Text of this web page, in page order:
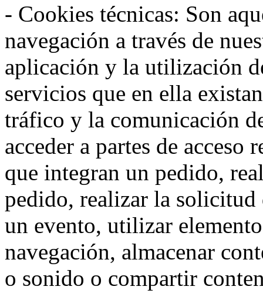
- Cookies técnicas: Son
navegación a través de
aplicación y la utilización
servicios que en ella
tráfico y la comunicación
acceder a partes de
que integran un pedido,
pedido, realizar la
un evento, utilizar
navegación, almacenar
o sonido o compartir